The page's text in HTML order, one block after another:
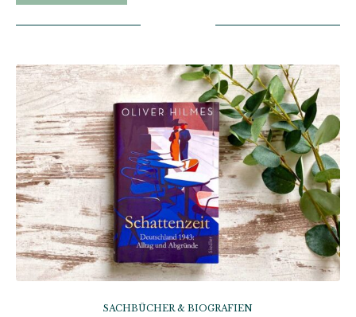
SACHBÜCHER & BIOGRAFIEN